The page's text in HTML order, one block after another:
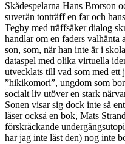
Skådespelarna Hans Brorson
suverän tonträff en far och
Tegby med träffsäker dialog
handlar om en faders valhänta
son, som, när han inte är i
dataspel med olika virtuella
utvecklats till vad som med ett
”hikikomori”, ungdom som
socialt liv utöver en stark
Sonen visar sig dock inte så
läser också en bok, Mats
förskräckande
har jag inte läst den) nog inte